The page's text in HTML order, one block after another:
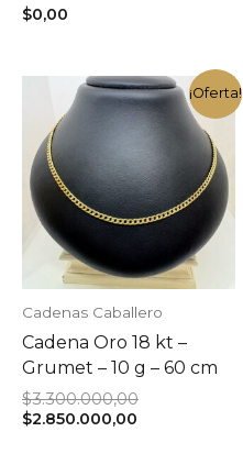
$0,00
¡Oferta!
Cadenas Caballero
Cadena Oro 18 kt –
Grumet – 10 g – 60 cm
$3.300.000,00El
$2.850.000,00